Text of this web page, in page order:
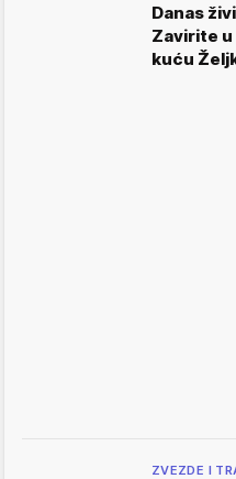
Danas
Zavirite u
kuću
ZVEZDE I